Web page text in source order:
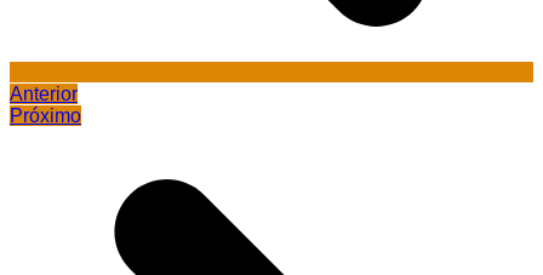
Anterior
Próximo